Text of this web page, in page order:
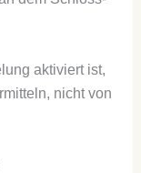
aktiviert ist,
nicht von